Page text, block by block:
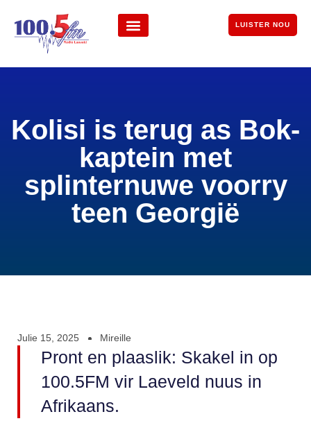
LUISTER NOU
Kolisi is terug as Bok-
kaptein met
splinternuwe voorry
teen Georgië
Julie 15, 2025 Mireille
Pront en plaaslik: Skakel in op
100.5FM vir Laeveld nuus in
Afrikaans.